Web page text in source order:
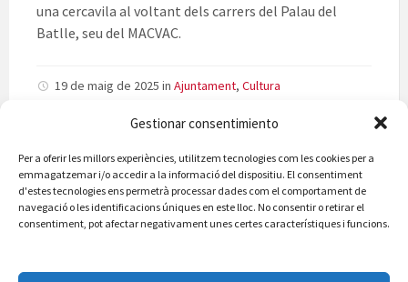
Gestionar consentimiento
Per a oferir les millors experiències, utilitzem tecnologies com les cookies per a
emmagatzemar i/o accedir a la informació del dispositiu. El consentiment
d'estes tecnologies ens permetrà processar dades com el comportament de
navegació o les identificacions úniques en este lloc. No consentir o retirar el
consentiment, pot afectar negativament unes certes característiques i funcions.
una cercavila al voltant dels carrers del Palau del
Batlle, seu del MACVAC.
19 de maig de 2025 in Ajuntament, Cultura